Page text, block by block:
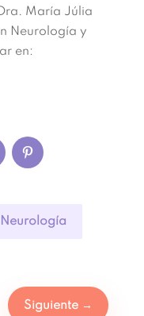
María Júlia
Neurología y
en:
Neurología
Siguiente →